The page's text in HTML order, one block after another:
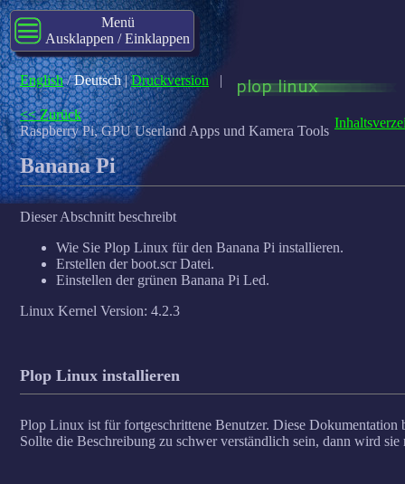
Menü
Ausklappen / Einklappen
English/Deutsch|Druckversion |
<< Zurück
Raspberry Pi, GPU Userland Apps und Kamera Tools
Banana Pi
Dieser Abschnitt beschreibt
Wie Sie Plop Linux für den Banana Pi installieren.
Erstellen der boot.scr Datei.
Einstellen der grünen Banana Pi Led.
Linux Kernel Version: 4.2.3
Plop Linux installieren
Plop Linux ist für fortgeschrittene Benutzer. Diese
Sollte die Beschreibung zu schwer verständlich sein, dann wird